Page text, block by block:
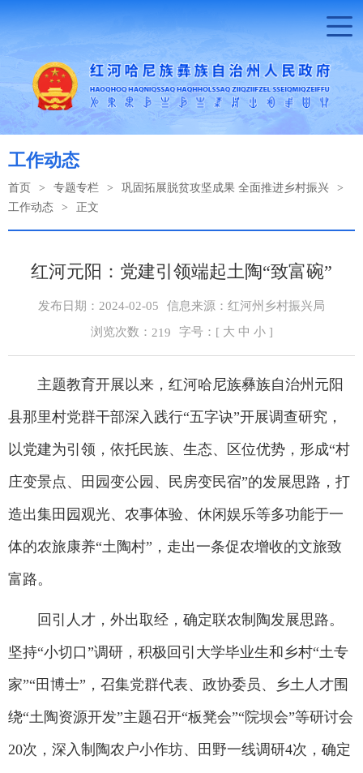
工作动态
首页 > 专题专栏 > 巩固拓展脱贫攻坚成果 全面推进乡村振兴
>
工作动态
> 正文
红河元阳：党建引领端起土陶“致富碗”
发布日期：2024-02-05
信息来源：红河州乡村振兴局
浏览次数： 219 字号：[ 大 中 小]
主题教育开展以来，红河哈尼族彝族自治州元阳
县那里村党群干部深入践行“五字诀”开展调查研究，
以党建为引领，依托民族、生态、区位优势，形成“村
庄变景点、田园变公园、民房变民宿”的发展思路，打
造出集田园观光、农事体验、休闲娱乐等多功能于一
体的农旅康养“土陶村”，走出一条促农增收的文旅致
富路。
回引人才，外出取经，确定联农制陶发展思路。
坚持“小切口”调研，积极回引大学毕业生和乡村“土专
家”“田博士”，召集党群代表、政协委员、乡土人才围
绕“土陶资源开发”主题召开“板凳会”“院坝会”等研讨会
20次，深入制陶农户小作坊、田野一线调研4次，确定